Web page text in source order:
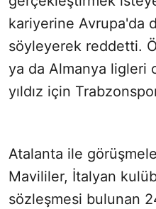
kariyerine Avrupa'da
söyleyerek reddetti.
ya da Almanya ligleri
yıldız için
Atalanta ile
Mavililer, İtalyan
sözleşmesi bulunan